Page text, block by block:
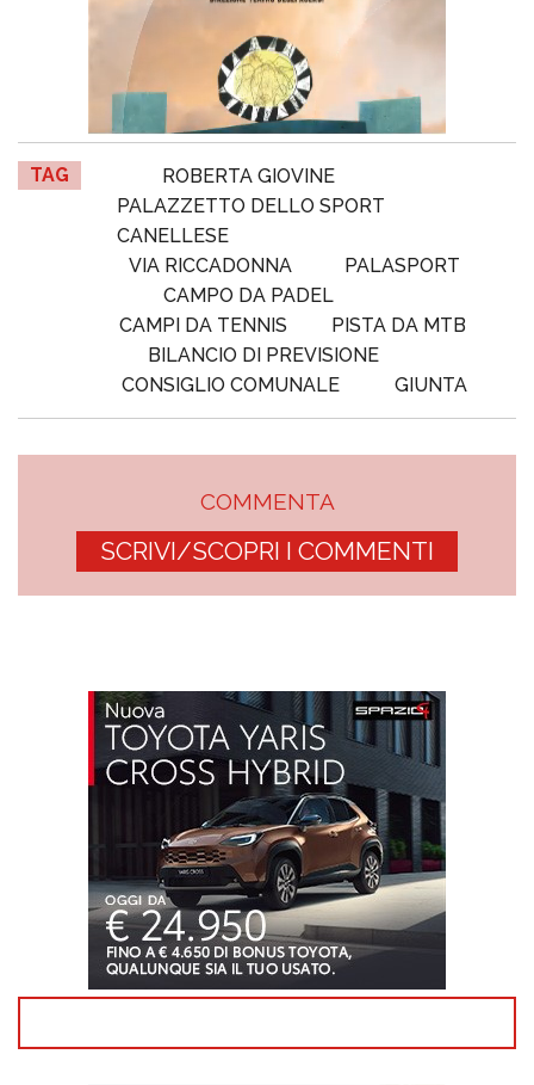
TAG
ROBERTA GIOVINE
PALAZZETTO DELLO SPORT
CANELLESE
VIA RICCADONNA
PALASPORT
CAMPO DA PADEL
CAMPI DA TENNIS
PISTA DA MTB
BILANCIO DI PREVISIONE
CONSIGLIO COMUNALE
GIUNTA
COMMENTA
SCRIVI/SCOPRI I COMMENTI